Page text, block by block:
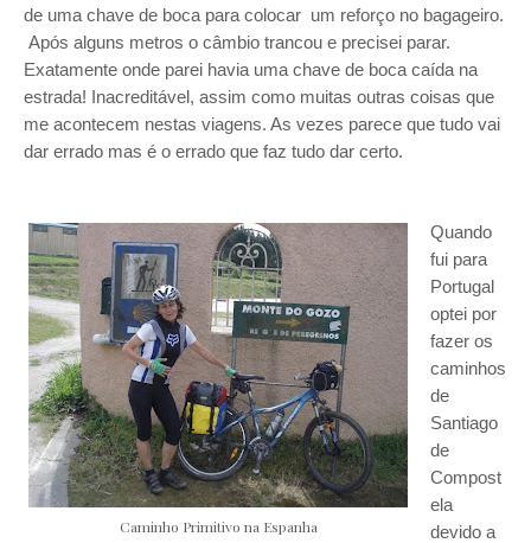
de uma chave de boca para colocar um reforço no bagageiro.
Após alguns metros o câmbio trancou e precisei parar.
Exatamente onde parei havia uma chave de boca caída na
estrada! Inacreditável, assim como muitas outras coisas que
me acontecem nestas viagens. As vezes parece que tudo vai
dar errado mas é o errado que faz tudo dar certo.
Caminho Primitivo na Espanha
Quando
fui para
Portugal
optei por
fazer os
caminhos
de
Santiago
de
Compost
ela
devido a